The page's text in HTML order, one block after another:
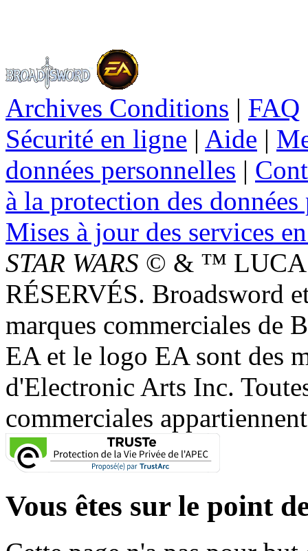
Archives Conditions | FAQ
Sécurité en ligne | Aide |
données personnelles |
à la protection des
Mises à jour des services
STAR WARS © & ™
RÉSERVÉS. Broadsword
marques commerciales de
EA et le logo EA sont des
d'Electronic Arts Inc.
commerciales
Vous êtes sur le point